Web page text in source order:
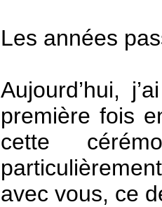
Les années
Aujourd’hui,
première fois
cette
avec vous, ce